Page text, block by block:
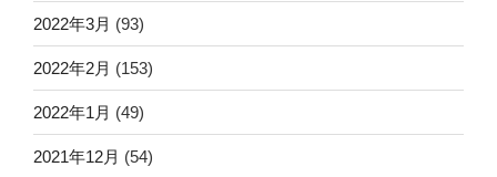
2022年3月 (93)
2022年2月 (153)
2022年1月 (49)
2021年12月 (54)